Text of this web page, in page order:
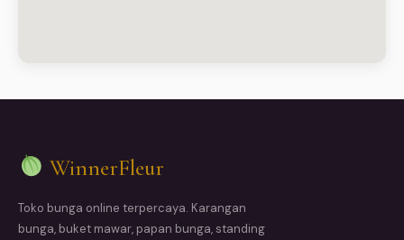
WinnerFleur
Toko bunga online terpercaya. Karangan
bunga, buket mawar, papan bunga, standing